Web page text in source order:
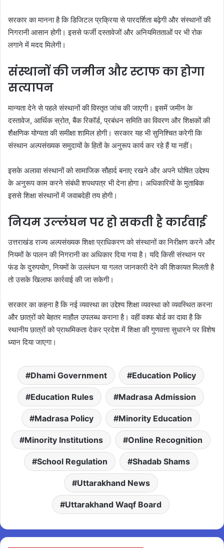
सरकार का मानना है कि डिजिटल प्रक्रिया से पारदर्शिता बढ़ेगी और संस्थानों की
निगरानी आसान होगी। इससे फर्जी दस्तावेजों और अनियमितताओं पर भी रोक
लगाने में मदद मिलेगी।
संस्थानों की जमीन और स्टाफ का होगा
सत्यापन
मान्यता देने से पहले संस्थानों की विस्तृत जांच की जाएगी। इसमें जमीन के
दस्तावेज, आर्थिक स्रोत, बैंक रिकॉर्ड, प्रबंधन समिति का विवरण और शिक्षकों की
शैक्षणिक योग्यता की समीक्षा शामिल होगी। सरकार यह भी सुनिश्चित करेगी कि
संस्थान अल्पसंख्यक समुदायों के हितों के अनुरूप कार्य कर रहे हैं या नहीं।
इसके अलावा संस्थानों को सामाजिक सौहार्द बनाए रखने और अपने घोषित उद्देश्य
के अनुरूप काम करने संबंधी शपथपत्र भी देना होगा। अधिकारियों के मुताबिक
इससे शिक्षा संस्थानों में जवाबदेही तय होगी।
नियम उल्लंघन पर हो सकती है कार्रवाई
उत्तराखंड राज्य अल्पसंख्यक शिक्षा प्राधिकरण को संस्थानों का निरीक्षण करने और
नियमों के पालन की निगरानी का अधिकार दिया गया है। यदि किसी संस्थान पर
फंड के दुरुपयोग, नियमों के उल्लंघन या गलत जानकारी देने की शिकायत मिलती है
तो उसके खिलाफ कार्रवाई की जा सकेगी।
सरकार का कहना है कि नई व्यवस्था का उद्देश्य शिक्षा व्यवस्था को व्यवस्थित करना
और छात्रों को बेहतर माहौल उपलब्ध कराना है। वहीं वक्फ बोर्ड का दावा है कि
स्थानीय छात्रों को प्राथमिकता देकर प्रदेश में शिक्षा की गुणवत्ता सुधारने पर विशेष
ध्यान दिया जाएगा।
Dhami Government Education Policy
Education Rules Madrasa Admission
Madrasa Policy Minority Education
Minority Institutions Online Recognition
School Regulation Shadab Shams
Uttarakhand News
Uttarakhand Waqf Board